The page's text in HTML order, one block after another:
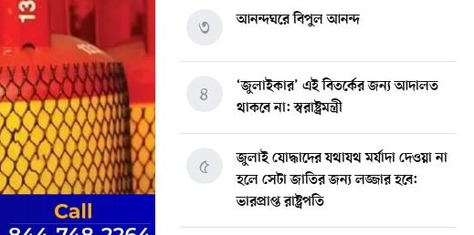
আনন্দঘরে বিপুল আনন্দ
৩
‘জুলাইকার’ এই বিতর্কের জন্য আদালত
থাকবে না: স্বরাষ্ট্রমন্ত্রী
৪
জুলাই যোদ্ধাদের যথাযথ মর্যাদা দেওয়া না
হলে সেটা জাতির জন্য লজ্জার হবে:
ভারপ্রাপ্ত রাষ্ট্রপতি
৫